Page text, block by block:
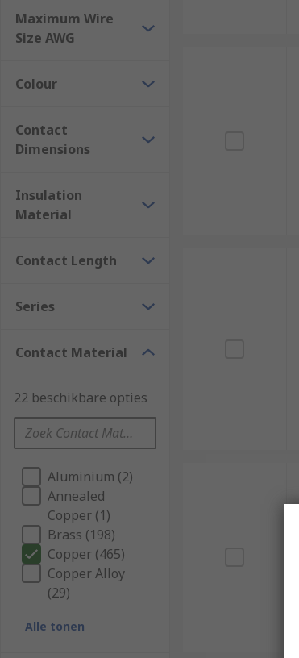
Maximum Wire
Size AWG
Colour
Contact
Dimensions
Insulation
Material
Contact Length
Series
Contact Material
22 beschikbare opties
Aluminium (2)
Annealed
Copper (1)
Brass (198)
Copper (465)
Copper Alloy
(29)
Alle tonen